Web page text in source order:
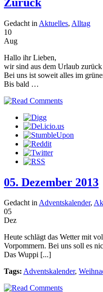
Gedacht in Aktuelles, Alltag
10
Aug
Hallo ihr Lieben,
wir sind aus dem Urlaub
Bei uns ist soweit alles im
Bis bald …
05. Dezember 2013
Gedacht inAdventskalender,
05
Dez
Heute schlägt das Wetter mit
Vorpommern. Bei uns soll es
Das Wuppi [...]
Tags: Adventskalender,